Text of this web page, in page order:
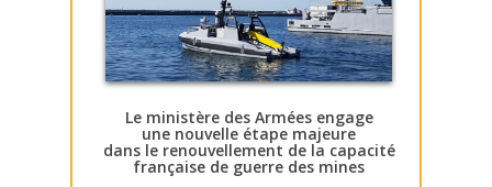
Le ministère des Armées engage
une nouvelle étape majeure
dans le renouvellement de la capacité
française de guerre des mines